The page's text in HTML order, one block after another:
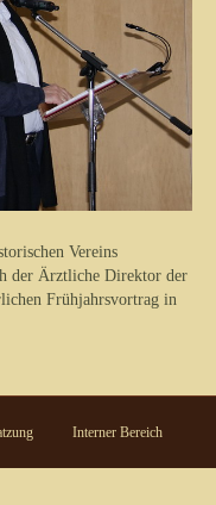
Vereins
der Ärztliche Direktor der
Frühjahrsvortrag in
Interner Bereich